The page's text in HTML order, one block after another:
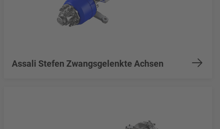
Assali Stefen Zwangsgelenkte Achsen